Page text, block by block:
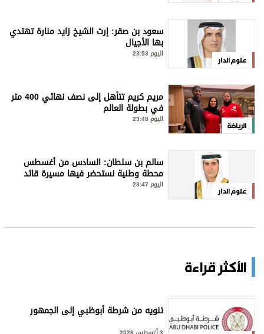
علوم الدار
سعود بن صقر: إرث الشيخ زايد منارة تهتدي
بها الأجيال
اليوم 23:53
الرياضة
مريم كريم تتأّهل إلى نصف نهائي 400 متر
في بطولة العالم
اليوم 23:48
علوم الدار
سالم بن سلطان: السادس من أغسطس
محطة وطنية نستحضر فيها مسيرة قائد
استثنائي
اليوم 23:47
الأكثر قراءة
تنويه من شرطة أبوظبي إلى الجمهور